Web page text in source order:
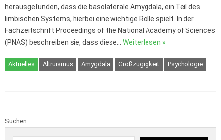
herausgefunden, dass die basolaterale Amygdala, ein Teil des
limbischen Systems, hierbei eine wichtige Rolle spielt. In der
Fachzeitschrift Proceedings of the National Academy of Sciences
(PNAS) beschreiben sie, dass diese… Weiterlesen »
Aktuelles Altruismus Amygdala Großzügigkeit Psychologie
Suchen